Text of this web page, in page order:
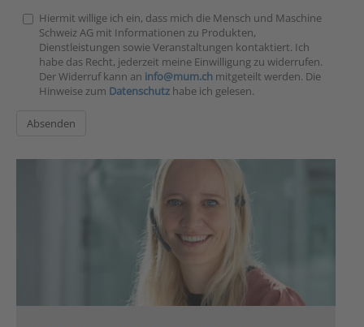
Hiermit willige ich ein, dass mich die Mensch und Maschine
Schweiz AG mit Informationen zu Produkten,
Dienstleistungen sowie Veranstaltungen kontaktiert. Ich
habe das Recht, jederzeit meine Einwilligung zu widerrufen.
Der Widerruf kann an info@mum.ch mitgeteilt werden. Die
Hinweise zum Datenschutz habe ich gelesen.